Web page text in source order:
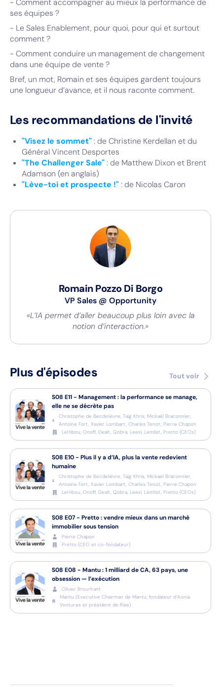
- Comment accompagner au mieux la performance de
ses équipes ?
- Le Sales Enablement, pour quoi, pour qui et surtout
comment ?
- Comment conduire un management de changement
dans une équipe de vente ?
Bref, un mot, Romain et ses équipes gardent toujours
une longueur d’avance, et il nous raconte comment.
Les recommandations de l'invité
"Visez le sommet": de Christine Kerdellan et du
Général Vincent Desportes
"The Challenger Sale": de Matthew Dixon et Brent
Adamson (en anglais)
"Lève-toi et prospecte !": de Nicolas Caron
Romain Pozzo Di Borgo
VP Sales @ Opportunity
«L’IA permet d’aller beaucoup plus loin avec la
notion d’interaction.»
Plus d'épisodes Tout voir
S08 E11 - Management : la performance se manage,
elle ne se décrète pas
Christophe de Becdelièvre, Taïg Khris, Mickaël Braconnier,
Antoine Fort, Xavier Lombart, Charles Tenot, Pierre Chapon
LeHibou, Onoff, Dealt, Qobra, Leexi, Lemlist, Pretto (CEOs)
S08 E10 - Plus il y a d’IA, plus la vente redevient
humaine
Christophe de Becdelièvre, Taïg Khris, Mickaël Braconnier,
Antoine Fort, Xavier Lombart, Charles Tenot, Pierre Chapon
LeHibou, Onoff, Dealt, Qobra, Leexi, Lemlist, Pretto (CEOs)
S08 E07 - Pretto : vendre mieux dans un marché
immobilier sous tension
Pierre Chapon
Pretto (CEO et co-fondateur)
S08 E08 - Mantu : 1 milliard de CA, 63 pays, une
obsession — l’exécution
Olivier Brourhant
Mantu (Executive Chairman de Mantu, fondateur d’Aonia
Ventures et président de Rise)